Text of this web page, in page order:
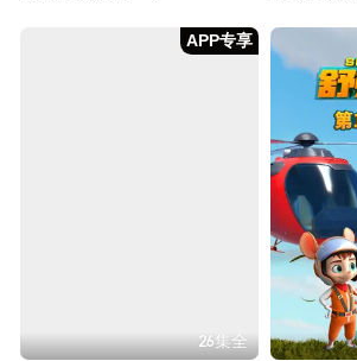
APP专享
26集全